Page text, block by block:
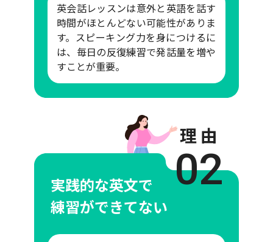
英会話レッスンは意外と英語を話す
時間がほとんどない可能性がありま
す。スピーキング力を身につけるに
は、毎日の反復練習で発話量を増や
すことが重要。
理 由
02
実践的な英文で
練習ができてない